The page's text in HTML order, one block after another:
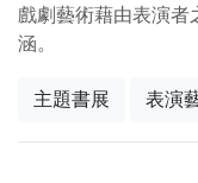
戲劇藝術藉由表演者
涵。
主題書展 表演